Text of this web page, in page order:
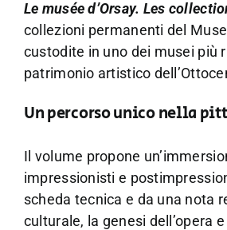
Le musée d’Orsay. Les
collezioni permanenti del
custodite in uno dei musei più
patrimonio artistico
Un percorso unico nella
Il volume propone
impressionisti e
scheda tecnica e da una nota
culturale, la genesi dell’opera